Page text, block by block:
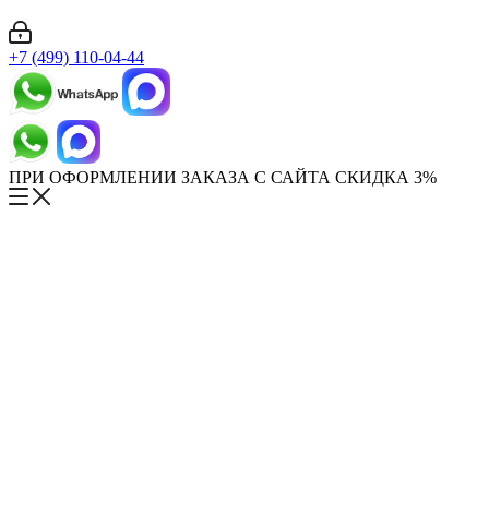
+7 (499) 110-04-44
ПРИ ОФОРМЛЕНИИ ЗАКАЗА С САЙТА СКИДКА 3%